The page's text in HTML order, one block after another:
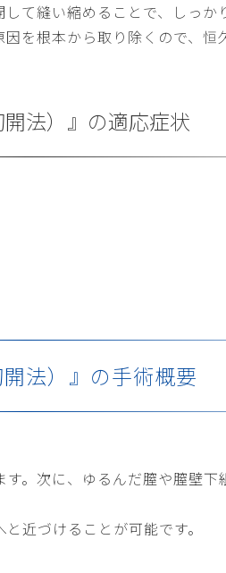
て縫い縮めることで、しっ
を根本から取り除くので、
開法）』の適応症状
開法）』の手術概要
。次に、ゆるんだ膣や膣壁
近づけることが可能です。